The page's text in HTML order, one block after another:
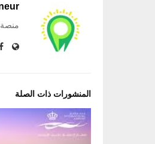
منصة
المنشورات ذات الصلة